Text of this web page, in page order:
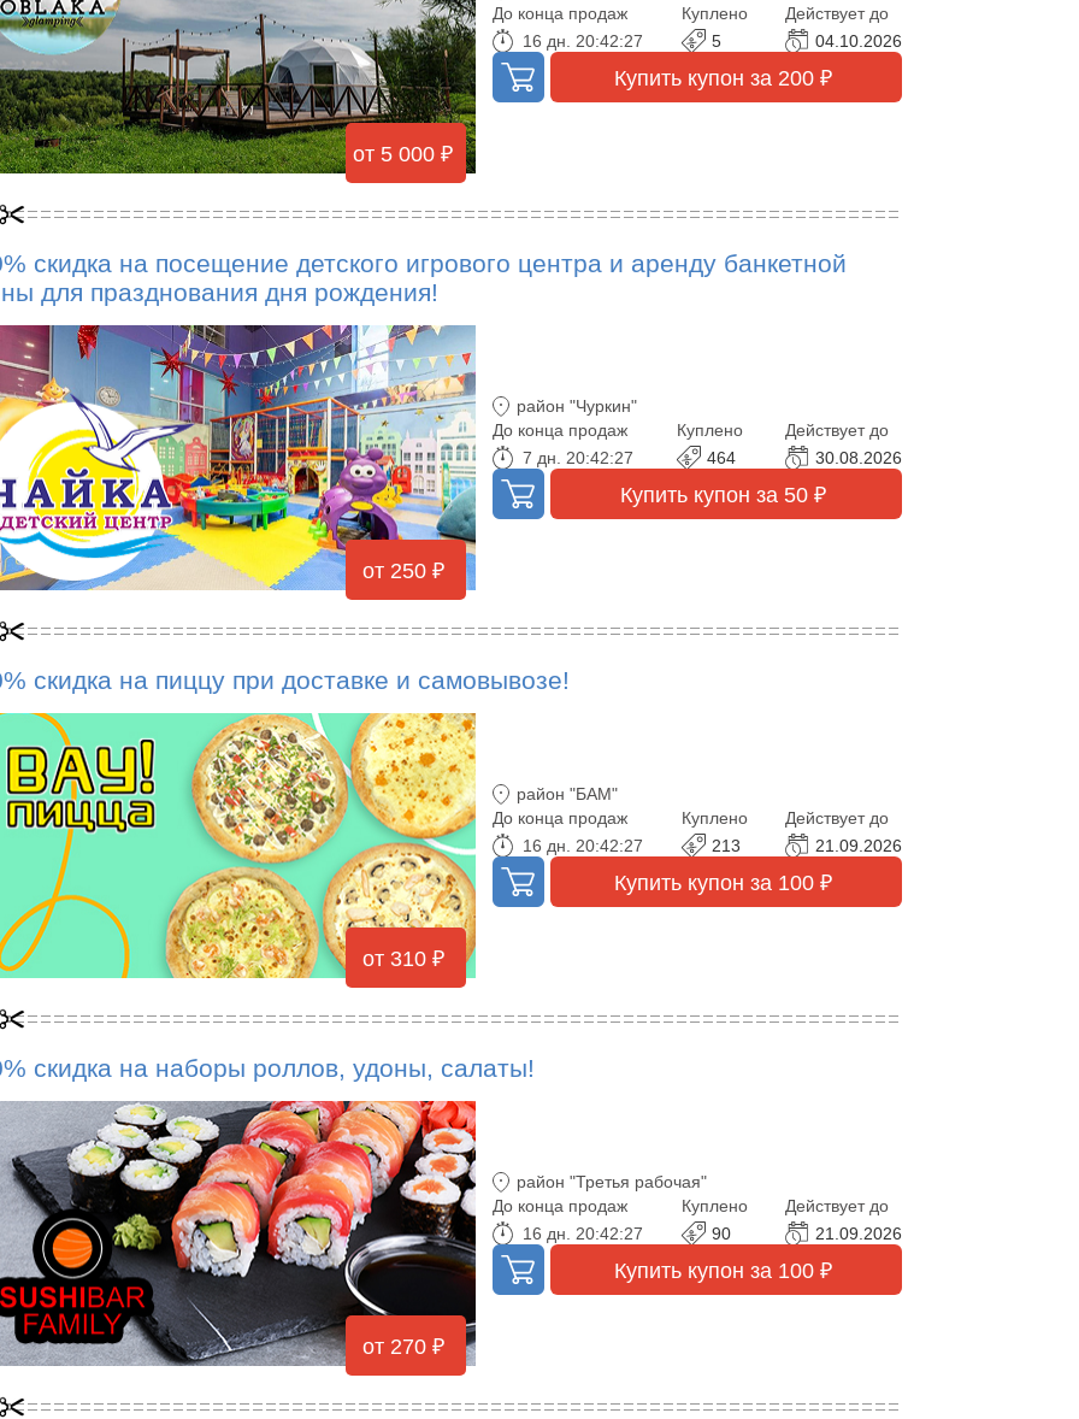
от 5 000 ₽
До конца продаж
16 дн.
20:42:25
Куплено
5
Действует до
04.10.2026
Купить купон за 200 ₽
скидка на посещение детского игрового центра и аренду банкетной
для празднования дня рождения!
от 250 ₽
район "Чуркин"
До конца продаж
7 дн.
20:42:25
Куплено
464
Действует до
30.08.2026
Купить купон за 50 ₽
скидка на пиццу при доставке и самовывозе!
от 310 ₽
район "БАМ"
До конца продаж
16 дн.
20:42:25
Куплено
213
Действует до
21.09.2026
Купить купон за 100 ₽
скидка на наборы роллов, удоны, салаты!
от 270 ₽
район "Третья рабочая"
До конца продаж
16 дн.
20:42:25
Куплено
90
Действует до
21.09.2026
Купить купон за 100 ₽